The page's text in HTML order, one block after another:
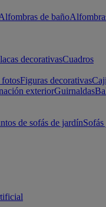
de baño
decorativasCuadros
fotosFiguras decorativas
exteriorGuirnaldas
de sofás de jardín